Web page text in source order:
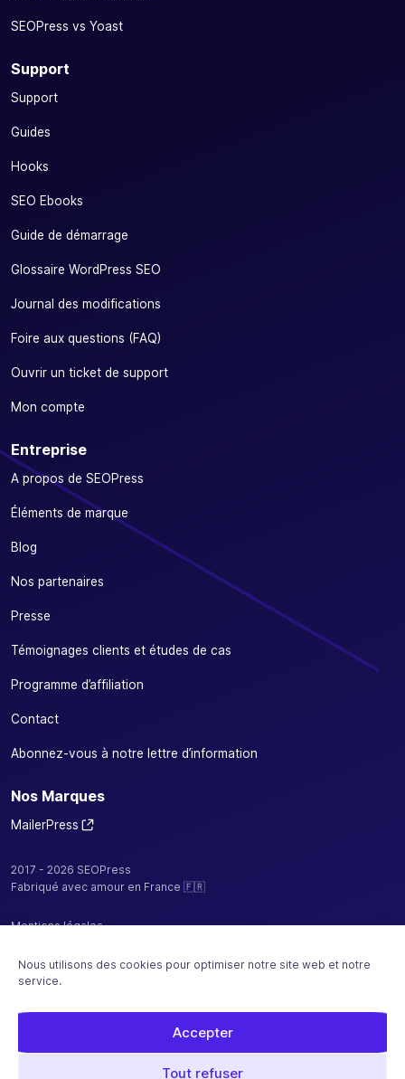
Nous utilisons des cookies pour optimiser notre site web et notre
service.
Accepter
Tout refuser
SEOPress vs Yoast
Support
Support
Guides
Hooks
SEO Ebooks
Guide de démarrage
Glossaire WordPress SEO
Journal des modifications
Foire aux questions (FAQ)
Ouvrir un ticket de support
Mon compte
Entreprise
A propos de SEOPress
Éléments de marque
Blog
Nos partenaires
Presse
Témoignages clients et études de cas
Programme d’affiliation
Contact
Abonnez-vous à notre lettre d’information
Nos Marques
MailerPress
2017 - 2026 SEOPress
Fabriqué avec amour en France 🇫🇷
Mentions légales
CGV